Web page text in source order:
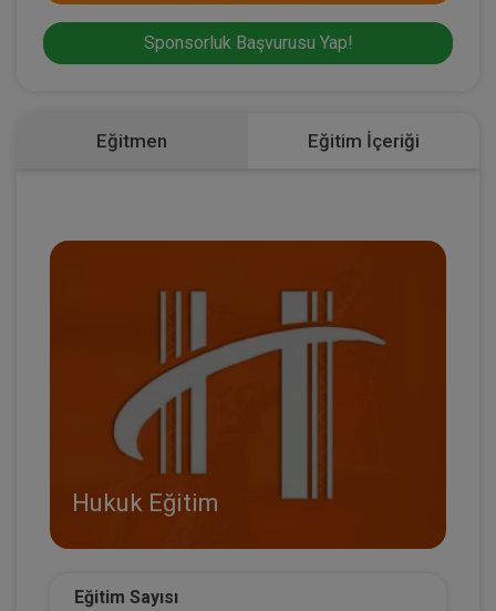
Sponsorluk Başvurusu Yap!
Eğitmen Eğitim İçeriği
Hukuk Eğitim
Eğitim Sayısı